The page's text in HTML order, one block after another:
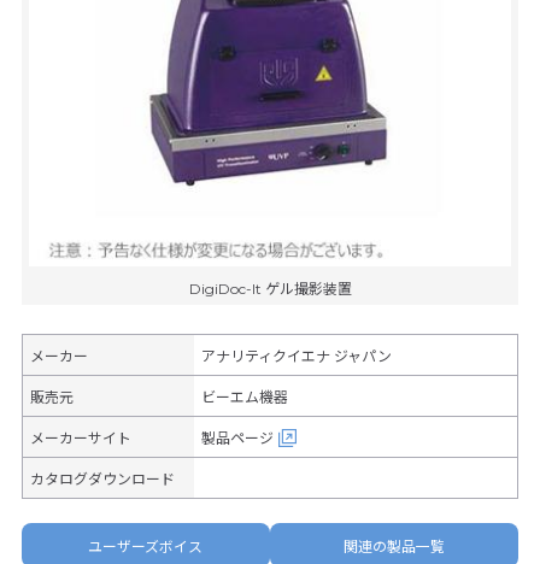
DigiDoc-It ゲル撮影装置
メーカー アナリティクイエナ ジャパン
販売元 ビーエム機器
メーカーサイト 製品ページ
カタログダウンロード
ユーザーズボイス 関連の製品一覧